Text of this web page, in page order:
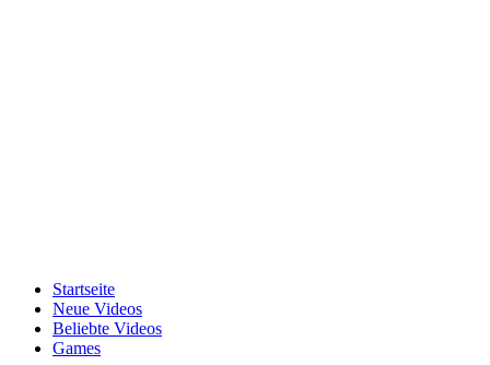
Startseite
Neue Videos
Beliebte Videos
Games